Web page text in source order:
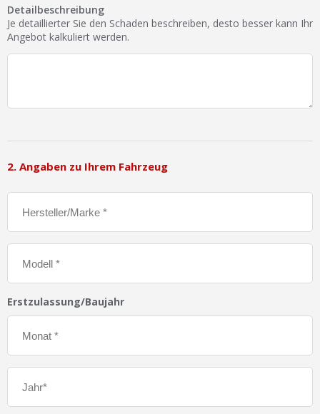
Werkstatt Login
Detailbeschreibung
Je detaillierter Sie den Schaden beschreiben, desto besser kann Ihr
Angebot kalkuliert werden.
2. Angaben zu Ihrem Fahrzeug
Erstzulassung/Baujahr